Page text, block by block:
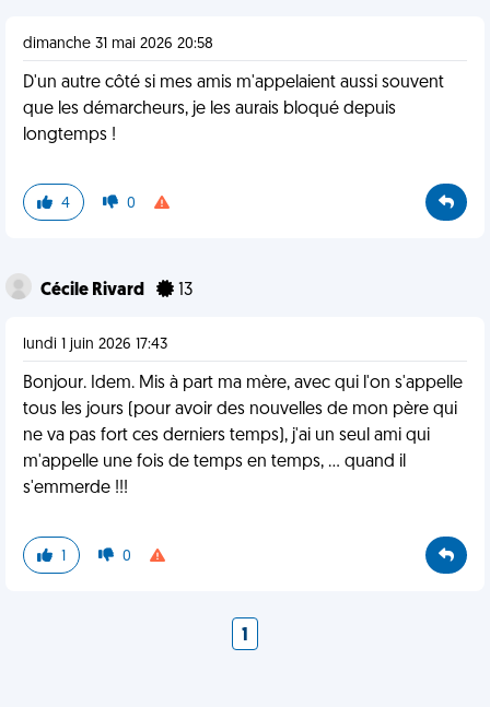
dimanche 31 mai 2026 20:58
D'un autre côté si mes amis m'appelaient aussi souvent
que les démarcheurs, je les aurais bloqué depuis
longtemps !
4 0
Cécile Rivard 13
lundi 1 juin 2026 17:43
Bonjour. Idem. Mis à part ma mère, avec qui l'on s'appelle
tous les jours (pour avoir des nouvelles de mon père qui
ne va pas fort ces derniers temps), j'ai un seul ami qui
m'appelle une fois de temps en temps, ... quand il
s'emmerde !!!
1 0
1